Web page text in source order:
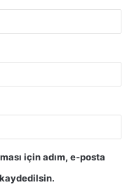
için adım, e-posta